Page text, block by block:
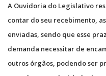
A Ouvidoria do Legislativo
contar do seu recebimento,
enviadas, sendo que esse
demanda necessitar de
outros órgãos, podendo ser